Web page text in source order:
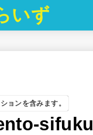
いず
ョンを含みます。
sifuku